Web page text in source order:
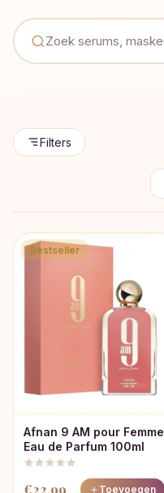
Filters
Bestseller
Afnan 9 AM pour Femme
Eau de Parfum 100ml
€22,99 Toevoegen